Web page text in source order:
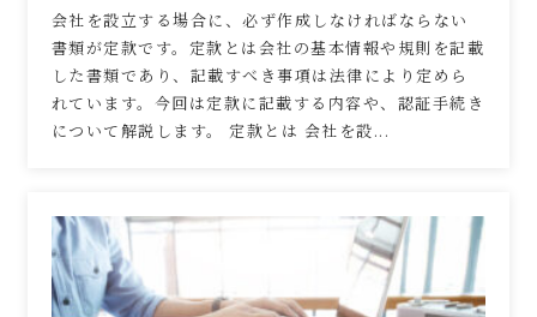
会社を設立する場合に、必ず作成しなければならない
書類が定款です。定款とは会社の基本情報や規則を記載
した書類であり、記載すべき事項は法律により定めら
れています。今回は定款に記載する内容や、認証手続き
について解説します。 定款とは 会社を設...